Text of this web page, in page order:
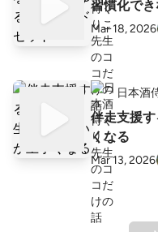
習慣化で
Mar 18, 2026
日本酒
伴走支援
くなる
Mar 13, 2026